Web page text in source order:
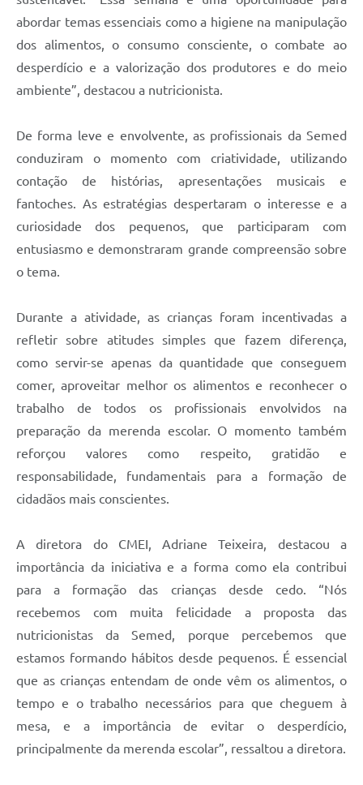
abordar temas essenciais como a higiene na manipulação
dos alimentos, o consumo consciente, o combate ao
desperdício e a valorização dos produtores e do meio
ambiente”, destacou a nutricionista.
De forma leve e envolvente, as profissionais da Semed
conduziram o momento com criatividade, utilizando
contação de histórias, apresentações musicais e
fantoches. As estratégias despertaram o interesse e a
curiosidade dos pequenos, que participaram com
entusiasmo e demonstraram grande compreensão sobre
o tema.
Durante a atividade, as crianças foram incentivadas a
refletir sobre atitudes simples que fazem diferença,
como servir-se apenas da quantidade que conseguem
comer, aproveitar melhor os alimentos e reconhecer o
trabalho de todos os profissionais envolvidos na
preparação da merenda escolar. O momento também
reforçou valores como respeito, gratidão e
responsabilidade, fundamentais para a formação de
cidadãos mais conscientes.
A diretora do CMEI, Adriane Teixeira, destacou a
importância da iniciativa e a forma como ela contribui
para a formação das crianças desde cedo. “Nós
recebemos com muita felicidade a proposta das
nutricionistas da Semed, porque percebemos que
estamos formando hábitos desde pequenos. É essencial
que as crianças entendam de onde vêm os alimentos, o
tempo e o trabalho necessários para que cheguem à
mesa, e a importância de evitar o desperdício,
principalmente da merenda escolar”, ressaltou a diretora.